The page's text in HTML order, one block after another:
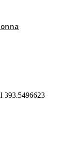
393.5496623